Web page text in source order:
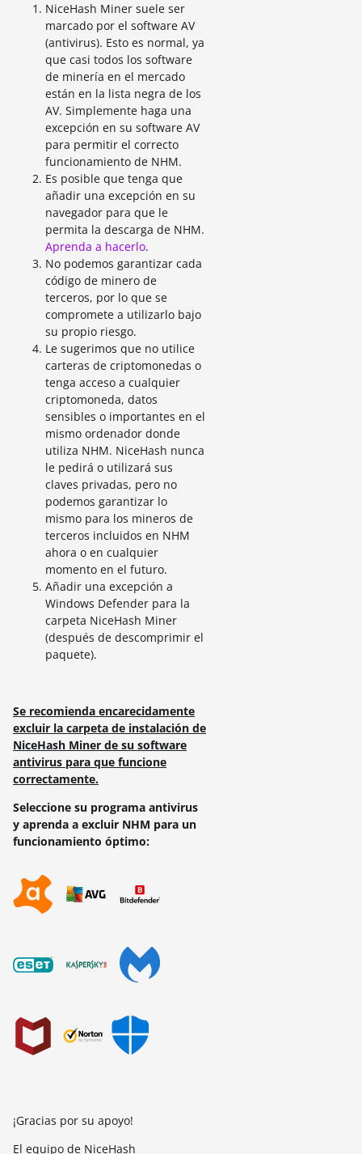
NiceHash Miner suele ser
marcado por el software AV
(antivirus). Esto es normal, ya
que casi todos los software
de minería en el mercado
están en la lista negra de los
AV. Simplemente haga una
excepción en su software AV
para permitir el correcto
funcionamiento de NHM.
Es posible que tenga que
añadir una excepción en su
navegador para que le
permita la descarga de NHM.
Aprenda a hacerlo.
No podemos garantizar cada
código de minero de
terceros, por lo que se
compromete a utilizarlo bajo
su propio riesgo.
Le sugerimos que no utilice
carteras de criptomonedas o
tenga acceso a cualquier
criptomoneda, datos
sensibles o importantes en el
mismo ordenador donde
utiliza NHM. NiceHash nunca
le pedirá o utilizará sus
claves privadas, pero no
podemos garantizar lo
mismo para los mineros de
terceros incluidos en NHM
ahora o en cualquier
momento en el futuro.
Añadir una excepción a
Windows Defender para la
carpeta NiceHash Miner
(después de descomprimir el
paquete).
Se recomienda encarecidamente
excluir la carpeta de instalación de
NiceHash Miner de su software
antivirus para que funcione
correctamente.
Seleccione su programa antivirus
y aprenda a excluir NHM para un
funcionamiento óptimo:
¡Gracias por su apoyo!
El equipo de NiceHash